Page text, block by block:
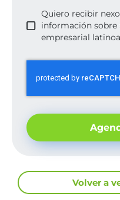
Quiero recibir
información
empresarial
Volver a